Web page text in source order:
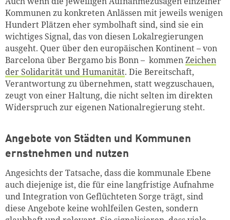
Kommunen zu konkreten Anlässen mit jeweils wenigen
Hundert Plätzen eher symbolhaft sind, sind sie ein
wichtiges Signal, das von diesen Lokalregierungen
ausgeht. Quer über den europäischen Kontinent – von
Barcelona über Bergamo bis Bonn – kommenZeichen
der Solidarität und Humanität. Die Bereitschaft,
Verantwortung zu übernehmen, statt wegzuschauen,
zeugt von einer Haltung, die nicht selten im direkten
Widerspruch zur eigenen Nationalregierung steht.
Angebote von Städten und Kommunen
ernstnehmen und nutzen
Angesichts der Tatsache, dass die kommunale Ebene
auch diejenige ist, die für eine langfristige Aufnahme
und Integration von Geflüchteten Sorge trägt, sind
diese Angebote keine wohlfeilen Gesten, sondern